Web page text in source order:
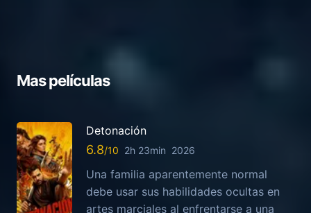
Mas películas
Detonación
6.8 2h 23min 2026
Una familia aparentemente normal
debe usar sus habilidades ocultas en
artes marciales al enfrentarse a una